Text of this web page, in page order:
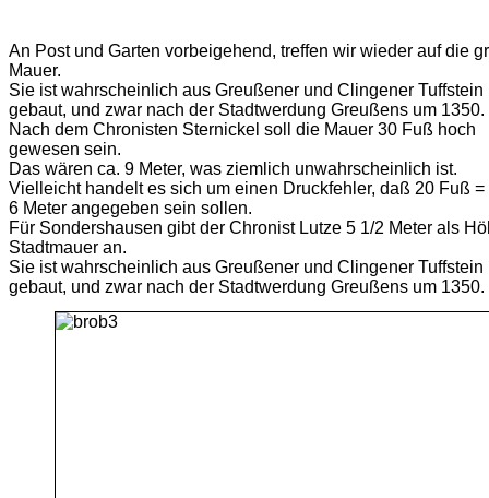
An Post und Garten vorbeigehend, treffen wir wieder auf die
Mauer.
Sie ist wahrscheinlich aus Greußener und Clingener Tuffstein
gebaut, und zwar nach der Stadtwerdung Greußens um 1350.
Nach dem Chronisten Sternickel soll die Mauer 30 Fuß hoch
gewesen sein.
Das wären ca. 9 Meter, was ziemlich unwahrscheinlich ist.
Vielleicht handelt es sich um einen Druckfehler, daß 20 Fuß =
6 Meter angegeben sein sollen.
Für Sondershausen gibt der Chronist Lutze 5 1/2 Meter als
Stadtmauer an.
Sie ist wahrscheinlich aus Greußener und Clingener Tuffstein
gebaut, und zwar nach der Stadtwerdung Greußens um 1350.